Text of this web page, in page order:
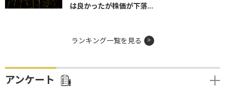
は良かったが株価が下落...
ランキング一覧を見る
アンケート